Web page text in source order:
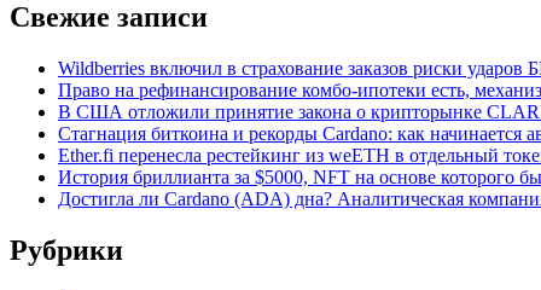
Свежие записи
Wildberries включил в страхование заказов риски ударов
Право на рефинансирование комбо-ипотеки есть,
В США отложили принятие закона о крипторынке
Стагнация биткоина и рекорды Cardano: как начинается
Ether.fi перенесла рестейкинг из weETH в отдельный
История бриллианта за $5000, NFT на основе которого
Достигла ли Cardano (ADA) дна? Аналитическая
Рубрики